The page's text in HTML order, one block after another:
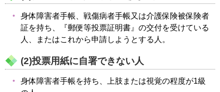
身体障害者手帳、戦傷病者手帳又は介護保険被保険者
証を持ち、『郵便等投票証明書』の交付を受けている
人、またはこれから申請しようとする人。
(2)投票用紙に自署できない人
身体障害者手帳を持ち、上肢または視覚の程度が1級